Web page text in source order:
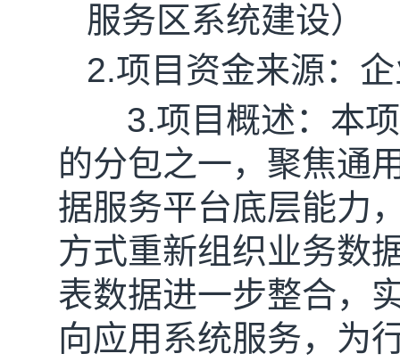
服务区系统建设）
2.项目资金来源：
3.项 目 概述：本
的分包之一，聚焦通
据服务平台底层能力
方式重新组织业务数
表数据进一步整合，
向应用系统服务，为